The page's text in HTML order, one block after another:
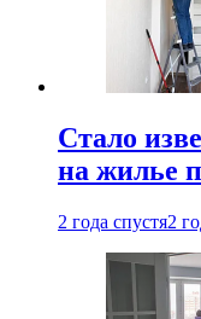
Стало
на жилье
2 года спустя2